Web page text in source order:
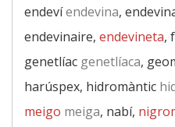
endevíendevina,
endevinaire, endevineta,
genetlíac genetlíaca,
harúspex, hidromàntic
meigo meiga, nabí,